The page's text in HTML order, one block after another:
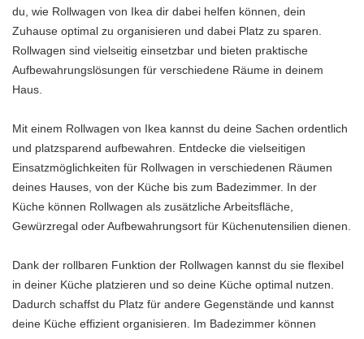
du, wie Rollwagen von Ikea dir dabei helfen können, dein
Zuhause optimal zu organisieren und dabei Platz zu sparen.
Rollwagen sind vielseitig einsetzbar und bieten praktische
Aufbewahrungslösungen für verschiedene Räume in deinem
Haus.
Mit einem Rollwagen von Ikea kannst du deine Sachen ordentlich
und platzsparend aufbewahren. Entdecke die vielseitigen
Einsatzmöglichkeiten für Rollwagen in verschiedenen Räumen
deines Hauses, von der Küche bis zum Badezimmer. In der
Küche können Rollwagen als zusätzliche Arbeitsfläche,
Gewürzregal oder Aufbewahrungsort für Küchenutensilien dienen.
Dank der rollbaren Funktion der Rollwagen kannst du sie flexibel
in deiner Küche platzieren und so deine Küche optimal nutzen.
Dadurch schaffst du Platz für andere Gegenstände und kannst
deine Küche effizient organisieren. Im Badezimmer können